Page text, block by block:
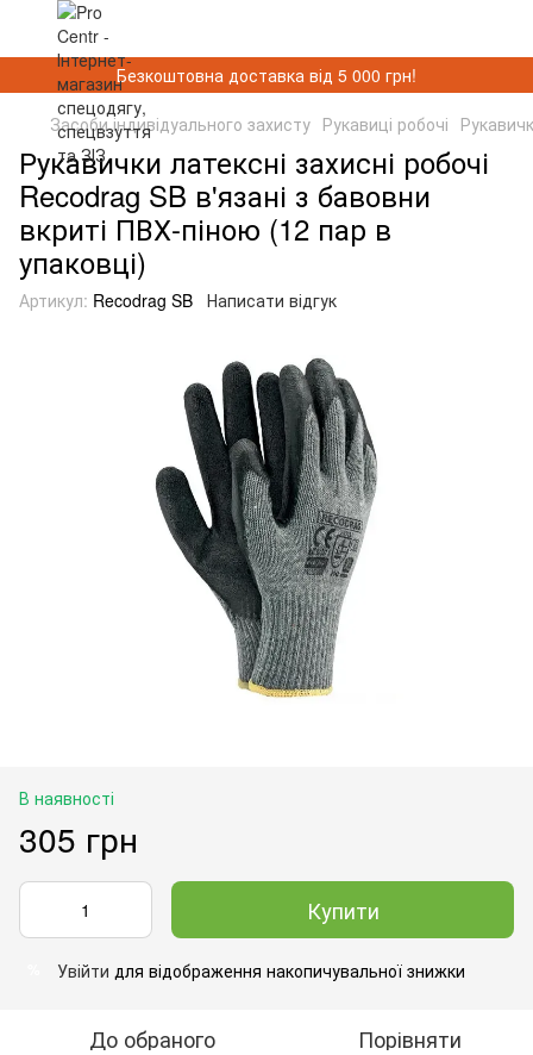
Безкоштовна доставка від 5 000 грн!
Засоби індивідуального захисту Рукавиці робочі
Рукавички латексні захисні робочі
Recodrag SB в'язані з бавовни
вкриті ПВХ-піною (12 пар в
упаковці)
Артикул: Recodrag SB Написати відгук
В наявності
305 грн
Купити
Увійти для відображення накопичувальної знижки
До обраного Порівняти